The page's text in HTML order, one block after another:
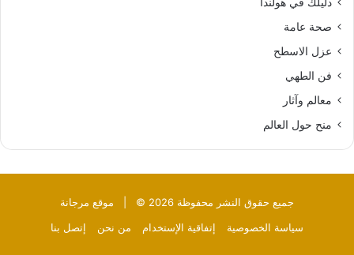
صحة عامة
عزل الاسطح
فن الطهي
معالم وآثار
منح حول العالم
جميع حقوق النشر محفوظة 2026 © |
موقع مرجانة
سياسة الخصوصية
إتفاقية الإستخدام من نحن إتصل بنا